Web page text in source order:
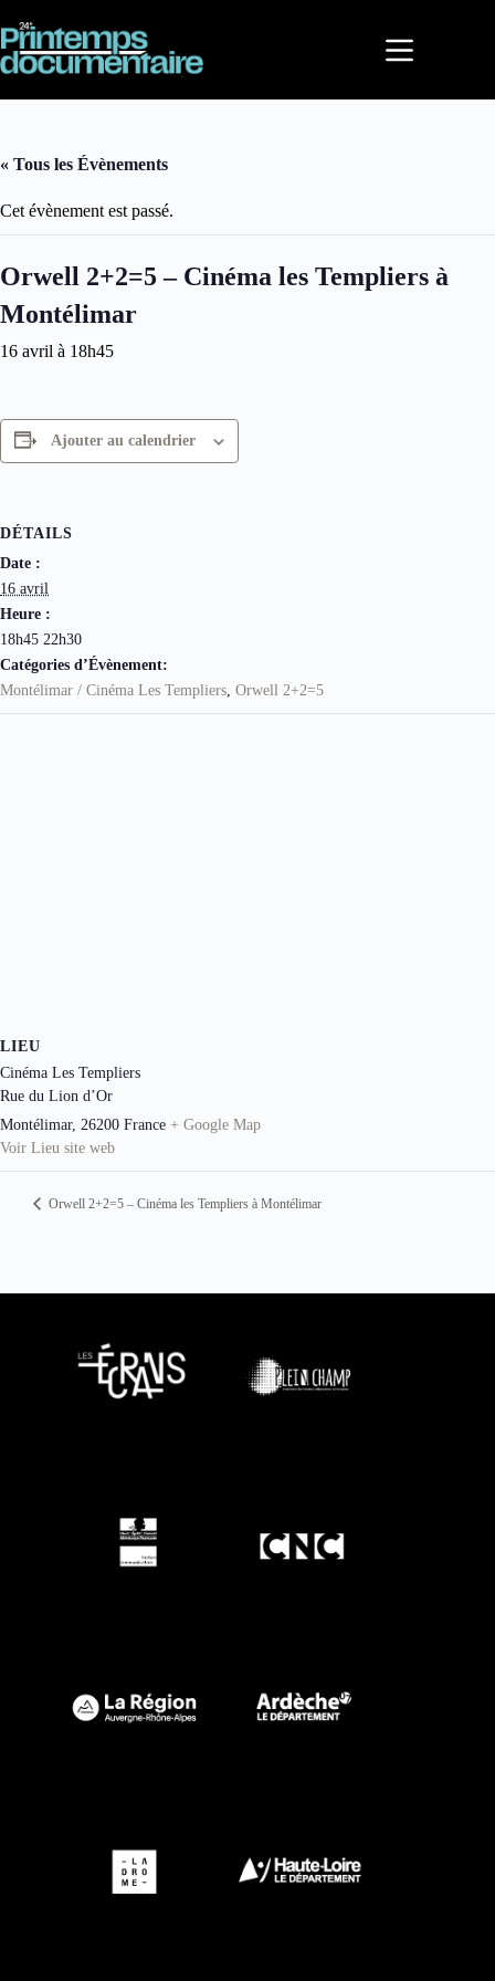
au
contenu
« Tous les Évènements
Cet évènement est passé.
Orwell 2+2=5 – Cinéma les Templiers à
Montélimar
16 avril à 18h45
Ajouter au calendrier
DÉTAILS
Date :
16 avril
Heure :
18h45 22h30
Catégories d’Évènement:
Montélimar / Cinéma Les Templiers, Orwell 2+2=5
LIEU
Cinéma Les Templiers
Rue du Lion d’Or
Montélimar, 26200 France + Google Map
Voir Lieu site web
Orwell 2+2=5 – Cinéma les Templiers à Montélimar